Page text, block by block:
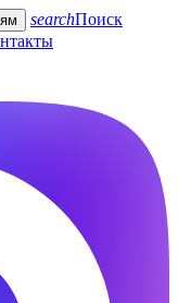
searchПоиск